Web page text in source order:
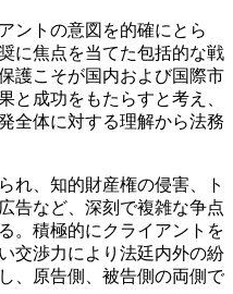
ントの意図を的確にとら
に焦点を当てた包括的な戦
護こそが国内および国際市
と成功をもたらすと考え、
全体に対する理解から法務
れ、知的財産権の侵害、ト
告など、深刻で複雑な争点
。積極的にクライアントを
交渉力により法廷内外の紛
、原告側、被告側の両側で